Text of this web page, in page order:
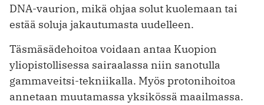
DNA-vaurion, mikä ohjaa solut kuolemaan tai
estää soluja jakautumasta uudelleen.
Täsmäsädehoitoa voidaan antaa Kuopion
yliopistollisessa sairaalassa niin sanotulla
gammaveitsi-tekniikalla. Myös protonihoitoa
annetaan muutamassa yksikössä maailmassa.